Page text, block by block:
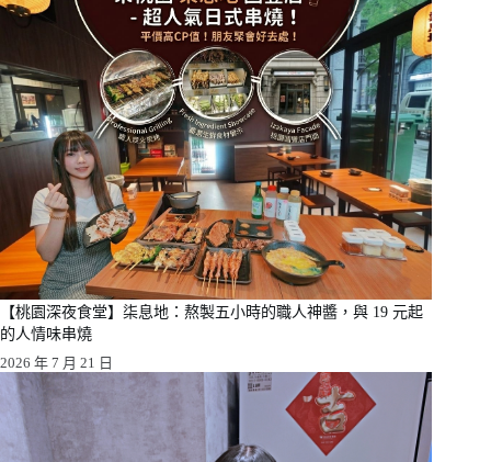
【桃園深夜食堂】柒息地：熬製五小時的職人神醬，與 19 元起
的人情味串燒
2026 年 7 月 21 日